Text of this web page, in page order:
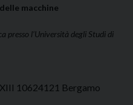
macchine
presso l’Università degli Studi di
10624121 Bergamo